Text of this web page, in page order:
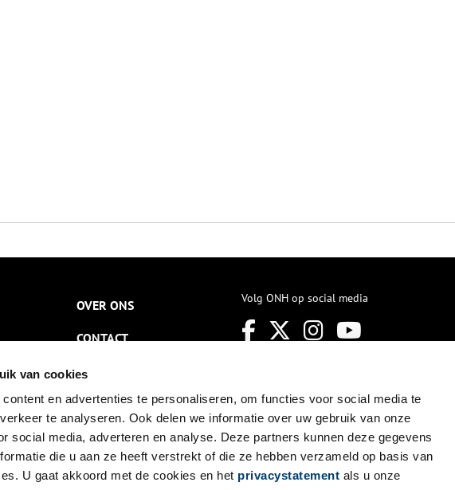
van cookies
en advertenties te personaliseren, om functies voor social media te
te analyseren. Ook delen we informatie over uw gebruik van onze
social media, adverteren en analyse. Deze partners kunnen deze gegevens
die u aan ze heeft verstrekt of die ze hebben verzameld op basis van
U gaat akkoord met de cookies en het privacystatement als u onze
OVER ONS
CONTACT
NIEUWSBRIEF
DISCLAIMER
PRIVACY
TOEGANKELIJKHEID
Volg ONH op social media